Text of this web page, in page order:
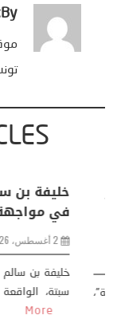
By:
حول: التغيرات
.. تحول
قصتي مع التغييرات
الماضي، حين أطردنا ...